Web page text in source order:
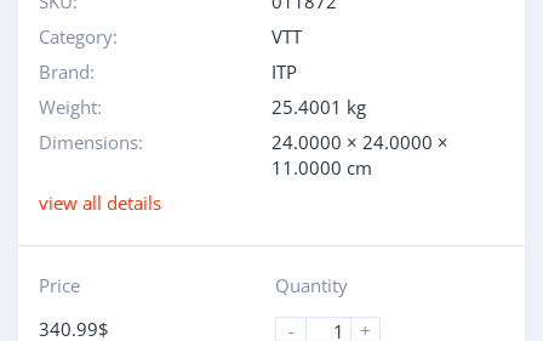
Category:
VTT
Brand:
ITP
Weight:
25.4001 kg
Dimensions:
24.0000 × 24.0000 ×
11.0000 cm
view all details
Price
340.99$
Quantity
-
+